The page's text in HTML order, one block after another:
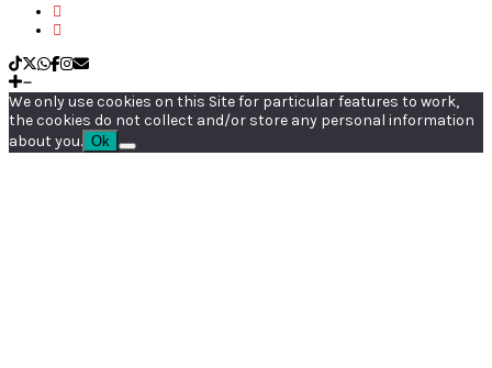
We only use cookies on this Site for particular features to work,
the cookies do not collect and/or store any personal information
about you. Ok